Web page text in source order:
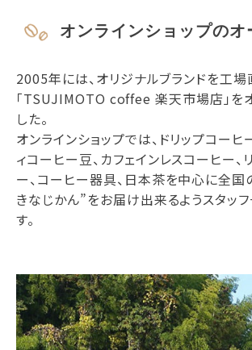
オンラインショップのオ
2005年には、オリジナルブランドを工
「TSUJIMOTO coffee 楽天市場店」を
した。
オンラインショップでは、ドリップコーヒ
ィコーヒー豆、カフェインレスコーヒー、
ー、コーヒー器具、日本茶を中心に全国
きなじかん”をお届け出来るようスタッ
す。